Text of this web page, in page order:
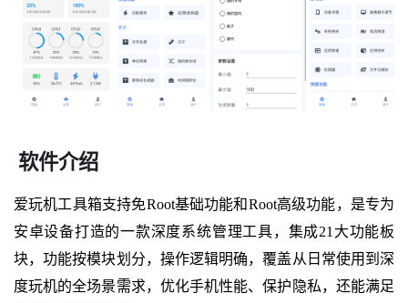
软件介绍
爱玩机工具箱支持免Root基础功能和Root高级功能，是专为
安卓设备打造的一款深度系统管理工具，集成21大功能板
块，功能按模块划分，操作逻辑明确，覆盖从日常使用到深
度玩机的全场景需求，优化手机性能、保护隐私，还能满足